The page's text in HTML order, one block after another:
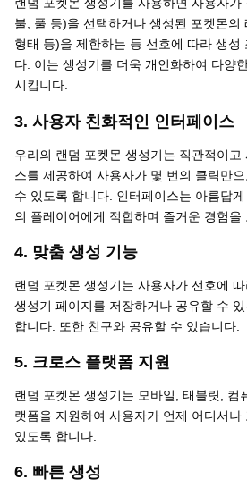
랜덤 포켓몬 생성기를 사용하면 사용자
불, 풀 등)을 선택하거나 생성된 포켓몬의
형태 등)을 제한하는 등 선호에 따라 생성
다. 이는 생성기를 더욱 개인화하여 다양
시킵니다.
3. 사용자 친화적인 인터페이스
우리의 랜덤 포켓몬 생성기는 직관적이고
스를 제공하여 사용자가 몇 번의 클릭만
수 있도록 합니다. 인터페이스는 아름답
의 플레이어에게 적합하며 즐거운 경험을
4. 맞춤 생성 기능
랜덤 포켓몬 생성기는 사용자가 선호에
생성기 페이지를 저장하거나 공유할 수
합니다. 또한 친구와 공유할 수 있습니다.
5. 크로스 플랫폼 지원
랜덤 포켓몬 생성기는 모바일, 태블릿, 컴
랫폼을 지원하여 사용자가 언제 어디서나
있도록 합니다.
6. 빠른 생성